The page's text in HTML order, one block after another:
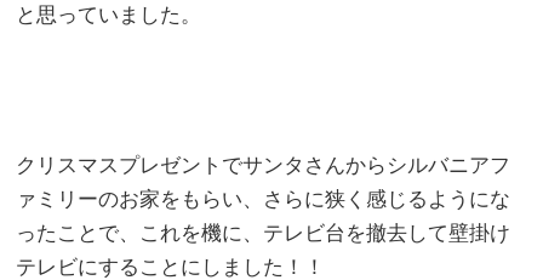
と思っていました。
クリスマスプレゼントでサンタさんからシルバニアフ
ァミリーのお家をもらい、さらに狭く感じるようにな
ったことで、これを機に、テレビ台を撤去して壁掛け
テレビにすることにしました！！